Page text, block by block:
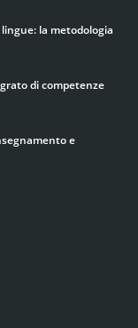
la metodologia
di competenze
e